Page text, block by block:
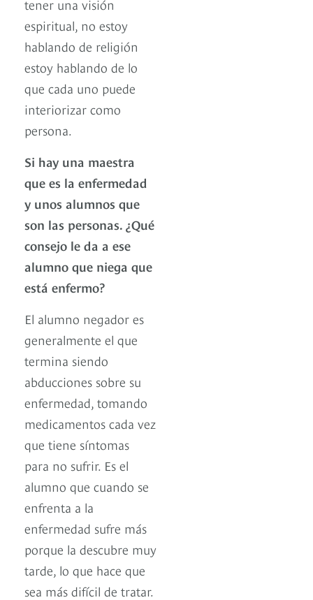
tener una visión
espiritual, no estoy
hablando de religión
estoy hablando de lo
que cada uno puede
interiorizar como
persona.
Si hay una maestra
que es la enfermedad
y unos alumnos que
son las personas. ¿Qué
consejo le da a ese
alumno que niega que
está enfermo?
El alumno negador es
generalmente el que
termina siendo
abducciones sobre su
enfermedad, tomando
medicamentos cada vez
que tiene síntomas
para no sufrir. Es el
alumno que cuando se
enfrenta a la
enfermedad sufre más
porque la descubre muy
tarde, lo que hace que
sea más difícil de tratar.